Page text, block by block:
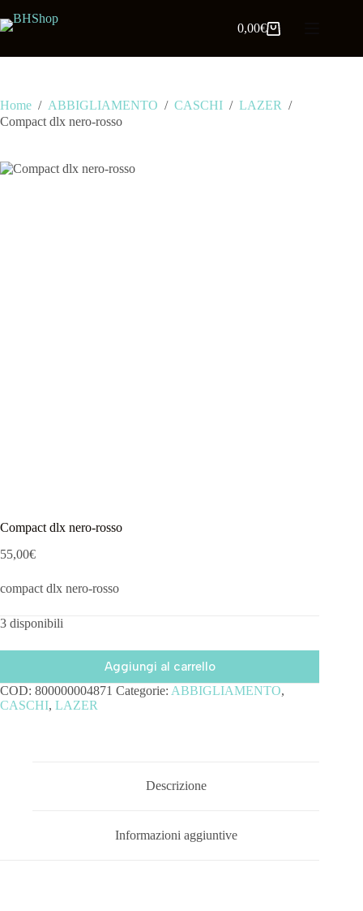
0,00€
Home / ABBIGLIAMENTO / CASCHI / LAZER /
Compact dlx nero-rosso
Compact dlx nero-rosso
55,00€
compact dlx nero-rosso
3 disponibili
Aggiungi al carrello
COD: 800000004871 Categorie: ABBIGLIAMENTO,
CASCHI, LAZER
Descrizione
Informazioni aggiuntive